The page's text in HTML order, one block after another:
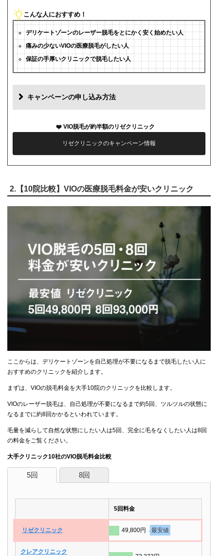
こんな人におすすめ！
デリケートゾーンのレーザー脱毛をとにかく安く始めたい人
痛みの少ないVIOの医療脱毛がしたい人
保証の手厚いクリニックで脱毛したい人
キャンペーンの申し込み方法
VIO脱毛が約半額のリゼクリニック
リゼクリニックのキャンペーン情報
2.【10院比較】VIOの医療脱毛料金が安いクリニック
ここからは、デリケートゾーンを自己処理が不要になるまで脱毛したい人に
おすすめのクリニックを紹介します。
まずは、VIOの脱毛料金を大手10院のクリニックを比較します。
VIOのレーザー脱毛は、自己処理が不要になるまで約5回、ツルツルの状態に
なるまでに約8回かかるといわれています。
毛量を減らして自然な状態にしたい人は5回、完全に毛をなくしたい人は8回
の料金をご覧ください。
大手クリニック10社のVIO脱毛料金比較
5回 8回
5回料金
リゼクリニック 49,800円 最安値
クレアクリニック